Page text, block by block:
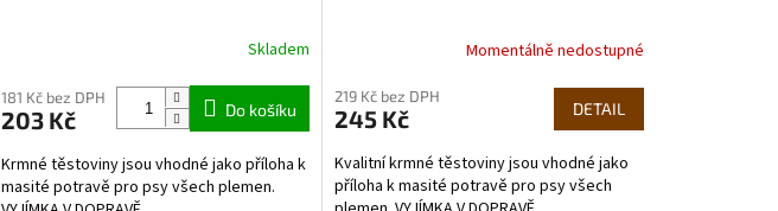
produktu
je
z
5
Skladem
181 Kč bez DPH
203 Kč Do košíku
Krmné těstoviny jsou vhodné jako příloha k
masité potravě pro psy všech plemen.
produktu
je
z
5
Momentálně nedostupné
219 Kč bez DPH
245 Kč DETAIL
Kvalitní krmné těstoviny jsou vhodné jako
příloha k masité potravě pro psy všech